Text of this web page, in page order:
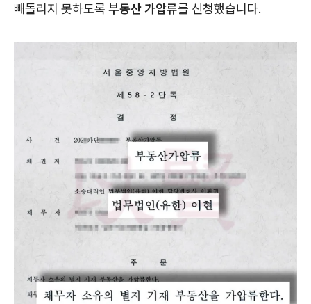
빼돌리지 못하도록 부동산 가압류를 신청했습니다.